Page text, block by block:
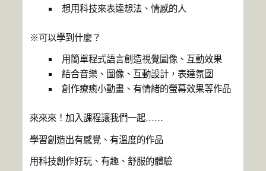
想用科技來表達想法、情感的人
※可以學到什麼？
用簡單程式語言創造視覺圖像、互動效果
結合音樂、圖像、互動設計，表達氛圍
創作療癒小動畫、有情緒的螢幕效果等作品
來來來！加入課程讓我們一起……
學習創造出有感覺、有溫度的作品
用科技創作好玩、有趣、舒服的體驗